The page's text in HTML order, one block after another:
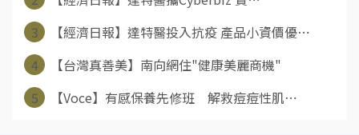
3
【經濟日報】達特醫投入抗疫 產品小資價優⋯
4
【台灣真善美】南向網住"健康美麗商機"
5
【Voce】有感保養先修班 解救痘痘性肌⋯